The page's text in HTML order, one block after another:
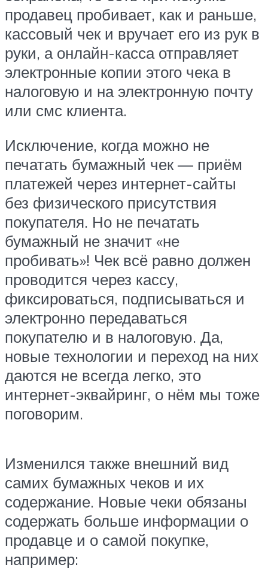
продавец пробивает, как и раньше,
кассовый чек и вручает его из рук в
руки, а онлайн-касса отправляет
электронные копии этого чека в
налоговую и на электронную почту
или смс клиента.
Исключение, когда можно не
печатать бумажный чек — приём
платежей через интернет-сайты
без физического присутствия
покупателя. Но не печатать
бумажный не значит «не
пробивать»! Чек всё равно должен
проводится через кассу,
фиксироваться, подписываться и
электронно передаваться
покупателю и в налоговую. Да,
новые технологии и переход на них
даются не всегда легко, это
интернет-эквайринг, о нём мы тоже
поговорим.
Изменился также внешний вид
самих бумажных чеков и их
содержание. Новые чеки обязаны
содержать больше информации о
продавце и о самой покупке,
например: